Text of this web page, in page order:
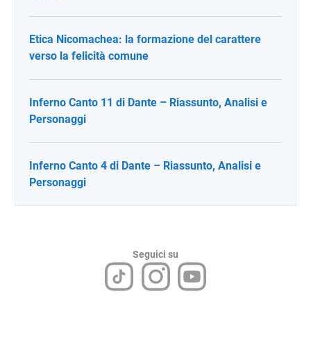
Etica Nicomachea: la formazione del carattere
verso la felicità comune
Inferno Canto 11 di Dante – Riassunto, Analisi e
Personaggi
Inferno Canto 4 di Dante – Riassunto, Analisi e
Personaggi
Seguici su